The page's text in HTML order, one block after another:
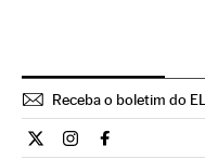
Receba o boletim do
Economia El País
Economia El País
Economia El